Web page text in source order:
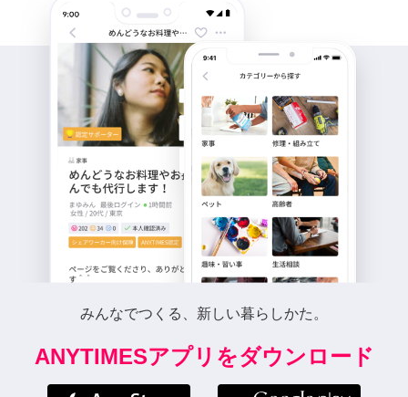
みんなでつくる、新しい暮らしかた。
ANYTIMESアプリをダウンロード